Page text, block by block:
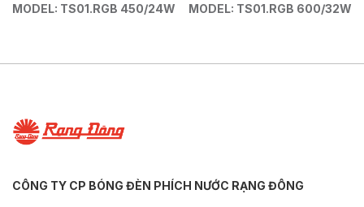
MODEL: TS01.RGB 450/24W
MODEL: TS01.RGB 600/32W
CÔNG TY CP BÓNG ĐÈN PHÍCH NƯỚC RẠNG ĐÔNG